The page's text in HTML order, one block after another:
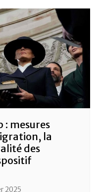
: mesures
la
des
2025